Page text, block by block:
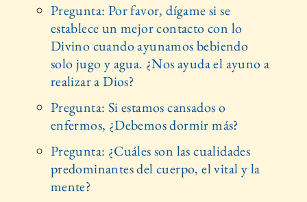
Pregunta: Por favor, dígame si se
establece un mejor contacto con lo
Divino cuando ayunamos bebiendo
solo jugo y agua. ¿Nos ayuda el ayuno a
realizar a Dios?
Pregunta: Si estamos cansados o
enfermos, ¿Debemos dormir más?
Pregunta: ¿Cuáles son las cualidades
predominantes del cuerpo, el vital y la
mente?